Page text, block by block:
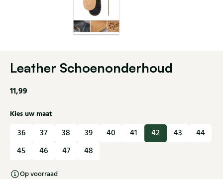
Leather Schoenonderhoud
11,99
Kies uw maat
36 37 38 39 40 41 42 43
44
45
46 47 48
Op voorraad